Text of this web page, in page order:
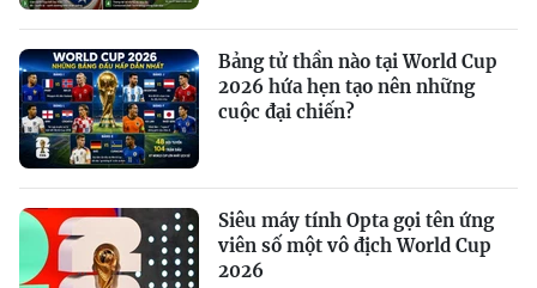
Bảng tử thần nào tại World Cup
2026 hứa hẹn tạo nên những
cuộc đại chiến?
Siêu máy tính Opta gọi tên ứng
viên số một vô địch World Cup
2026